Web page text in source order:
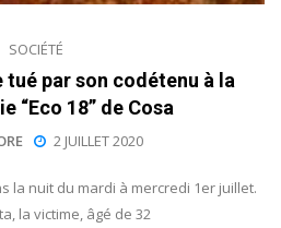
SOCIÉTÉ
tué par son codétenu à la
“Eco 18” de Cosa
2 JUILLET 2020
la nuit du mardi à mercredi 1er juillet.
la victime, âgé de 32